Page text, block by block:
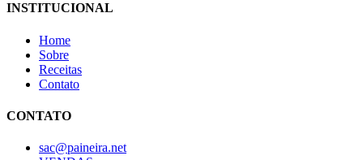
INSTITUCIONAL
Home
Sobre
Receitas
Contato
CONTATO
sac@paineira.net